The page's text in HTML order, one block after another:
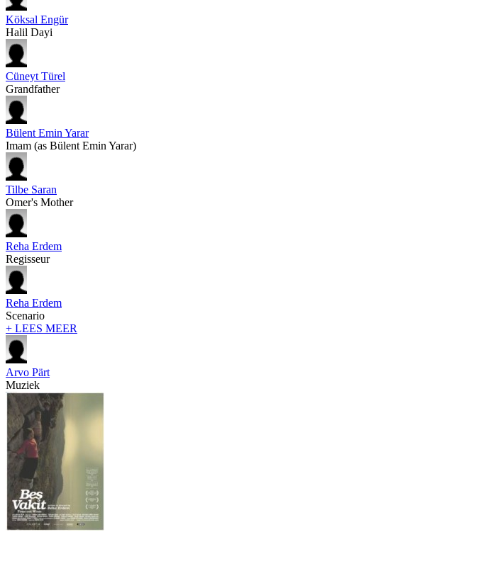
Köksal Engür
Halil Dayi
Cüneyt Türel
Grandfather
Bülent Emin Yarar
Imam (as Bülent Emin Yarar)
Tilbe Saran
Omer's Mother
Reha Erdem
Regisseur
Reha Erdem
Scenario
+ LEES MEER
Arvo Pärt
Muziek